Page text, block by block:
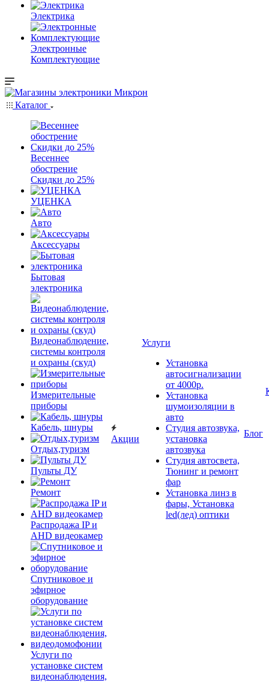
Электрика
Электронные
Комплектующие
Каталог
Весеннее
обострение
Скидки до 25%
УЦЕНКА
Авто
Аксессуары
Бытовая
электроника
Видеонаблюдение,
системы контроля
и охраны (скуд)
Измерительные
приборы
Кабель, шнуры
Отдых,туризм
Пульты ДУ
Ремонт
Распродажа IP и
AHD видеокамер
Спутниковое и
эфирное
оборудование
Услуги по
установке систем
видеонаблюдения,
Акции
Услуги
Установка
автосигнализации
от 4000р.
Установка
шумоизоляции в
авто
Студия автозвука,
установка
автозвука
Студия автосвета,
Тюнинг и ремонт
фар
Установка линз в
фары, Установка
led(лед) оптики
Блог